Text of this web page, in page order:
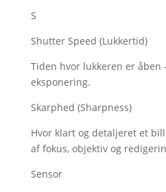
S
Shutter Speed (Lukkertid)
Tiden hvor lukkeren er åben
eksponering.
Skarphed (Sharpness)
Hvor klart og detaljeret et
af fokus, objektiv og
Sensor